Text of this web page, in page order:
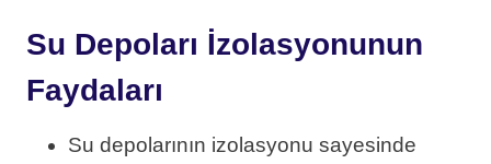
Su Depoları İzolasyonunun
Faydaları
Su depolarının izolasyonu sayesinde